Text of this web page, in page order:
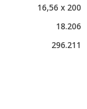
16,56 x 200
18.206
296.211